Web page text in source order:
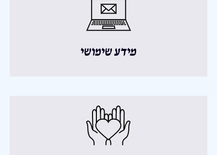
מידע שימושי